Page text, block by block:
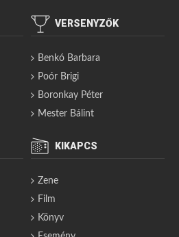
VERSENYZŐK
Benkó Barbara
Poór Brigi
Boronkay Péter
Mester Bálint
KIKAPCS
Zene
Film
Könyv